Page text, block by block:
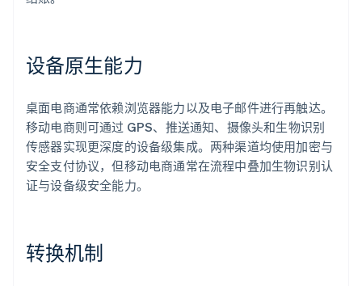
设备原生能力
桌面电商通常依赖浏览器能力以及电子邮件进行再触达。
移动电商则可通过 GPS、推送通知、摄像头和生物识别
传感器实现更深度的设备级集成。两种渠道均使用加密与
安全支付协议，但移动电商通常在流程中叠加生物识别认
证与设备级安全能力。
转换机制